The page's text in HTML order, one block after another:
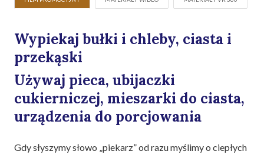
Wypiekaj bułki i chleby, ciasta i
przekąski
Używaj pieca, ubijaczki
cukierniczej, mieszarki do ciasta,
urządzenia do porcjowania
Gdy słyszymy słowo „piekarz” od razu myślimy o ciepłych